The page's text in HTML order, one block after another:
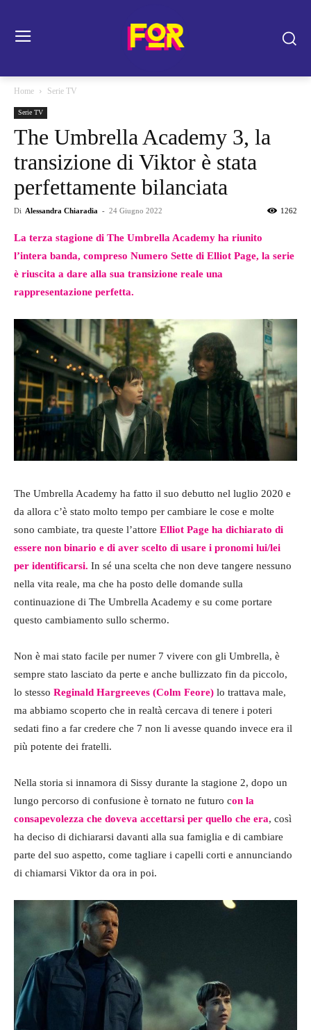
Home Serie TV
Serie TV
The Umbrella Academy 3, la
transizione di Viktor è stata
perfettamente bilanciata
Di Alessandra Chiaradia - 24 Giugno 2022 1262
La terza stagione di The Umbrella Academy ha riunito
l’intera banda, compreso Numero Sette di Elliot Page, la serie
è riuscita a dare alla sua transizione reale una
rappresentazione perfetta.
The Umbrella Academy ha fatto il suo debutto nel luglio 2020 e
da allora c’è stato molto tempo per cambiare le cose e molte
sono cambiate, tra queste l’attore Elliot Page ha dichiarato di
essere non binario e di aver scelto di usare i pronomi lui/lei
per identificarsi. In sé una scelta che non deve tangere nessuno
nella vita reale, ma che ha posto delle domande sulla
continuazione di The Umbrella Academy e su come portare
questo cambiamento sullo schermo.
Non è mai stato facile per numer 7 vivere con gli Umbrella, è
sempre stato lasciato da perte e anche bullizzato fin da piccolo,
lo stesso Reginald Hargreeves (Colm Feore) lo trattava male,
ma abbiamo scoperto che in realtà cercava di tenere i poteri
sedati fino a far credere che 7 non li avesse quando invece era il
più potente dei fratelli.
Nella storia si innamora di Sissy durante la stagione 2, dopo un
lungo percorso di confusione è tornato ne futuro con la
consapevolezza che doveva accettarsi per quello che era, così
ha deciso di dichiararsi davanti alla sua famiglia e di cambiare
parte del suo aspetto, come tagliare i capelli corti e annunciando
di chiamarsi Viktor da ora in poi.